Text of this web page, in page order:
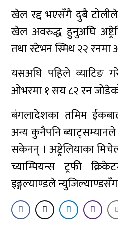
खेल रद्द भएसँगै दुबै
खेल अवरुद्ध हुनुअघि
तथा स्टेभन स्मिथ २२ रनमा
यसअघि पहिले
ओभरमा १ सय ८२ रन
बंगलादेशका तमिम
अन्य कुनैपनि
सकेनन् । अष्ट्रेलियाका
च्याम्पियन्स ट्रफी
इङ्गल्याण्डले